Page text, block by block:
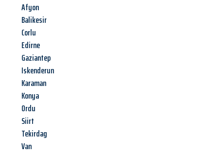
Afyon
Balikesir
Corlu
Edirne
Gaziantep
Iskenderun
Karaman
Konya
Ordu
Siirt
Tekirdag
Van